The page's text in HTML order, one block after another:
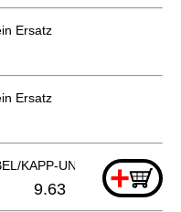
Ersatz
Ersatz
KAPP-UND +
9.63